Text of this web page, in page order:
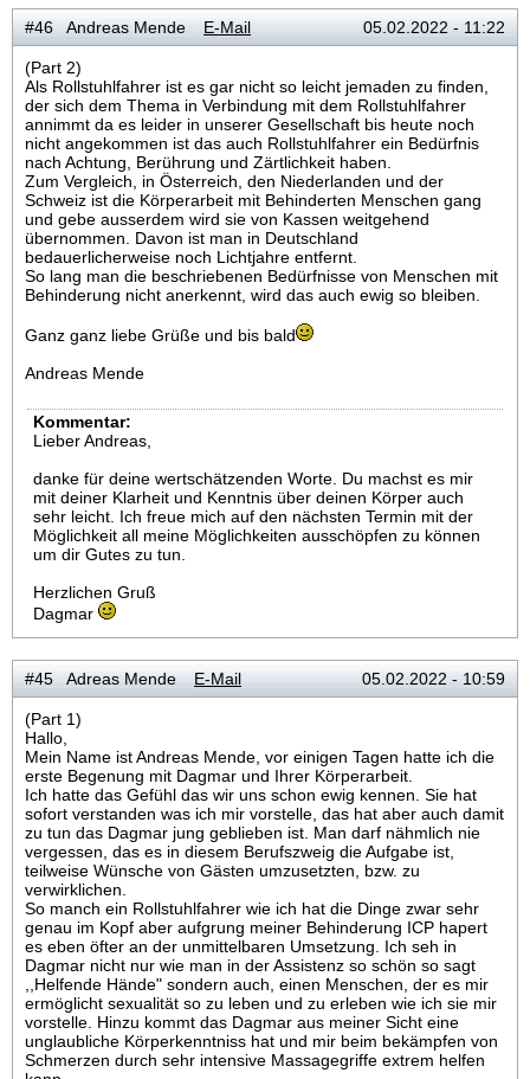
#46 Andreas Mende E-Mail 05.02.2022 - 11:22
(Part 2)
Als Rollstuhlfahrer ist es gar nicht so leicht jemaden zu finden,
der sich dem Thema in Verbindung mit dem Rollstuhlfahrer
annimmt da es leider in unserer Gesellschaft bis heute noch
nicht angekommen ist das auch Rollstuhlfahrer ein Bedürfnis
nach Achtung, Berührung und Zärtlichkeit haben.
Zum Vergleich, in Österreich, den Niederlanden und der
Schweiz ist die Körperarbeit mit Behinderten Menschen gang
und gebe ausserdem wird sie von Kassen weitgehend
übernommen. Davon ist man in Deutschland
bedauerlicherweise noch Lichtjahre entfernt.
So lang man die beschriebenen Bedürfnisse von Menschen mit
Behinderung nicht anerkennt, wird das auch ewig so bleiben.
Ganz ganz liebe Grüße und bis bald
Andreas Mende
Kommentar:
Lieber Andreas,
danke für deine wertschätzenden Worte. Du machst es mir
mit deiner Klarheit und Kenntnis über deinen Körper auch
sehr leicht. Ich freue mich auf den nächsten Termin mit der
Möglichkeit all meine Möglichkeiten ausschöpfen zu können
um dir Gutes zu tun.
Herzlichen Gruß
Dagmar
#45 Adreas Mende E-Mail 05.02.2022 - 10:59
(Part 1)
Hallo,
Mein Name ist Andreas Mende, vor einigen Tagen hatte ich die
erste Begenung mit Dagmar und Ihrer Körperarbeit.
Ich hatte das Gefühl das wir uns schon ewig kennen. Sie hat
sofort verstanden was ich mir vorstelle, das hat aber auch damit
zu tun das Dagmar jung geblieben ist. Man darf nähmlich nie
vergessen, das es in diesem Berufszweig die Aufgabe ist,
teilweise Wünsche von Gästen umzusetzten, bzw. zu
verwirklichen.
So manch ein Rollstuhlfahrer wie ich hat die Dinge zwar sehr
genau im Kopf aber aufgrung meiner Behinderung ICP hapert
es eben öfter an der unmittelbaren Umsetzung. Ich seh in
Dagmar nicht nur wie man in der Assistenz so schön so sagt
,,Helfende Hände" sondern auch, einen Menschen, der es mir
ermöglicht sexualität so zu leben und zu erleben wie ich sie mir
vorstelle. Hinzu kommt das Dagmar aus meiner Sicht eine
unglaubliche Körperkenntniss hat und mir beim bekämpfen von
Schmerzen durch sehr intensive Massagegriffe extrem helfen